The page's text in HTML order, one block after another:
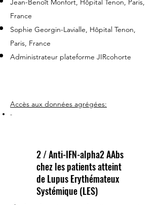
Jean-Benoît Monfort, Hôpital Tenon, Paris,
France
Sophie Georgin-Lavialle, Hôpital Tenon,
Paris, France
Administrateur plateforme JIRcohorte
Accès aux données agrégées:
-
2 / Anti-IFN-alpha2 AAbs
chez les patients atteint
de Lupus Erythémateux
Systémique (LES)